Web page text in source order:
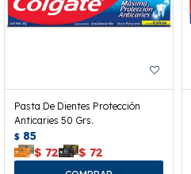
Pasta De Dientes Protección
Anticaries 50 Grs.
$ 85
$ 72 $ 72